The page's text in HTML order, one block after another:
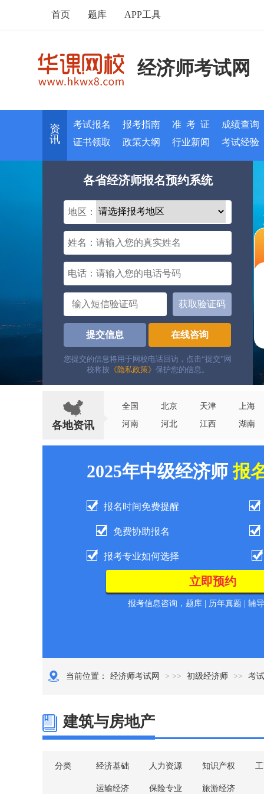
首页 题库 APP工具
经济师考试网
资
讯
考试报名 报考指南 准 考 证
成绩查询
证书领取
政策大纲 行业新闻 考试经验
各省经济师报名预约系统
地区：
姓名：
电话：
获取验证码
提交信息 在线咨询
您提交的信息将用于网校电话回访，点击“提交”网
校将按 《隐私政策》 保护您的信息。
各地资讯
全国 北京 天津
上海
河南
河北 江西 湖南
2025年中级经济师报
报名时间免费提醒
免费协助报名
报考专业如何选择
报考信息咨询，题库 | 历年真题 | 辅
当前位置： 经济师考试网 > >> 初级经济师 >> 考
建筑与房地产
分类 经济基础 人力资源 知识产权
运输经济 保险专业 旅游经济